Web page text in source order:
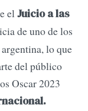
elJuicio a las
de uno de los
lo que
del público
Oscar 2023